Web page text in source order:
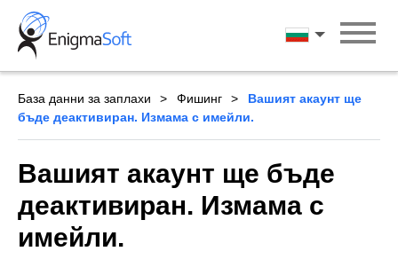
Skip
content
български
База данни за заплахи Фишинг
Вашият акаунт ще
бъде деактивиран. Измама с имейли.
Вашият акаунт ще бъде
деактивиран. Измама с
имейли.